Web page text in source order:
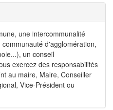
une intercommunalité
d'agglomération,
un conseil
exercez des responsabilités
au maire, Maire, Conseiller
Vice-Président ou